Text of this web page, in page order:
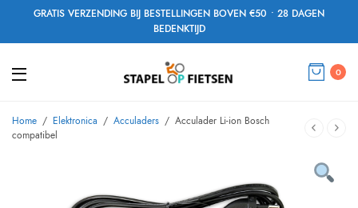
GRATIS VERZENDING BIJ BESTELLINGEN BOVEN €50 • 28 DAGEN
BEDENKTIJD
0
Home / Elektronica / Acculaders / Acculader Li-ion Bosch
compatibel